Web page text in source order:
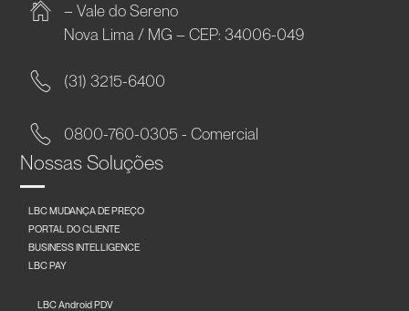
– Vale do Sereno
Nova Lima / MG – CEP: 34006-049
(31) 3215-6400
0800-760-0305 - Comercial
Nossas Soluções
LBC MUDANÇA DE PREÇO
PORTAL DO CLIENTE
BUSINESS INTELLIGENCE
LBC PAY
LBC Android PDV